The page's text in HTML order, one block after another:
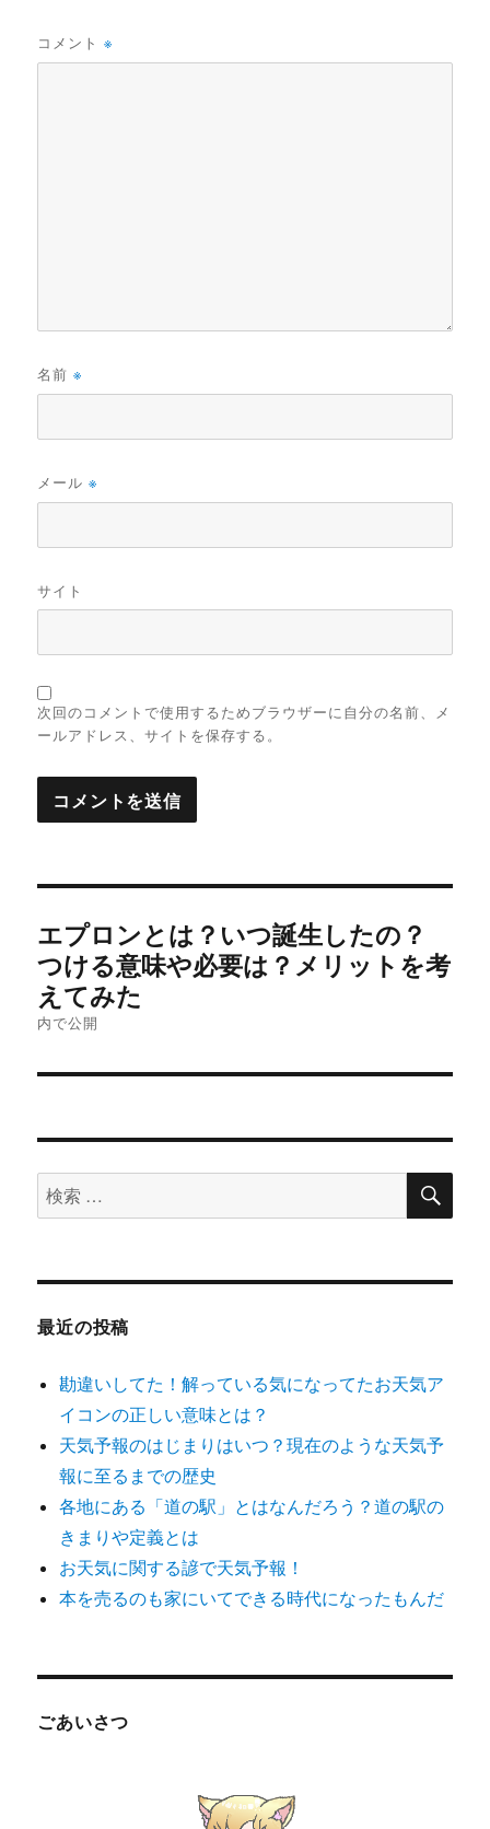
コメント※
名前※
メール※
サイト
次回のコメントで使用するためブラウザーに自分の名前、メ
ールアドレス、サイトを保存する。
稿
ナ
ー
シ
ン
エプロンとは？いつ誕生したの？
つける意味や必要は？メリットを考
えてみた
内で公開
検
索
象:
検
最近の投稿
勘違いしてた！解っている気になってたお天気ア
イコンの正しい意味とは？
天気予報のはじまりはいつ？現在のような天気予
報に至るまでの歴史
各地にある「道の駅」とはなんだろう？道の駅の
きまりや定義とは
お天気に関する諺で天気予報！
本を売るのも家にいてできる時代になったもんだ
ごあいさつ